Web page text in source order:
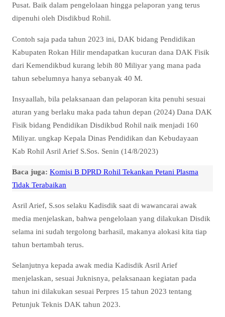
Pusat. Baik dalam pengelolaan hingga pelaporan yang terus
dipenuhi oleh Disdikbud Rohil.
Contoh saja pada tahun 2023 ini, DAK bidang Pendidikan
Kabupaten Rokan Hilir mendapatkan kucuran dana DAK Fisik
dari Kemendikbud kurang lebih 80 Miliyar yang mana pada
tahun sebelumnya hanya sebanyak 40 M.
Insyaallah, bila pelaksanaan dan pelaporan kita penuhi sesuai
aturan yang berlaku maka pada tahun depan (2024) Dana DAK
Fisik bidang Pendidikan Disdikbud Rohil naik menjadi 160
Miliyar. ungkap Kepala Dinas Pendidikan dan Kebudayaan
Kab Rohil Asril Arief S.Sos. Senin (14/8/2023)
Baca juga: Komisi B DPRD Rohil Tekankan Petani Plasma
Tidak Terabaikan
Asril Arief, S.sos selaku Kadisdik saat di wawancarai awak
media menjelaskan, bahwa pengelolaan yang dilakukan Disdik
selama ini sudah tergolong barhasil, makanya alokasi kita tiap
tahun bertambah terus.
Selanjutnya kepada awak media Kadisdik Asril Arief
menjelaskan, sesuai Juknisnya, pelaksanaan kegiatan pada
tahun ini dilakukan sesuai Perpres 15 tahun 2023 tentang
Petunjuk Teknis DAK tahun 2023.